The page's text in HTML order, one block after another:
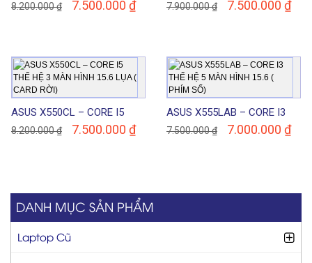
8.200.000₫ 7.500.000 ₫ 7.900.000₫ 7.500.000 ₫
ASUS X550CL – CORE I5
THẾ HỆ 3 MÀN HÌNH 15.6
8.200.000₫ 7.500.000 ₫
ASUS X555LAB – CORE I3
THẾ HỆ 5 MÀN HÌNH 15.6 (
7.500.000₫ 7.000.000 ₫
DANH MỤC SẢN PHẨM
Laptop Cũ